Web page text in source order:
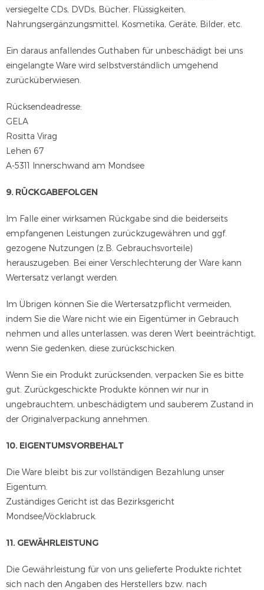
versiegelte CDs, DVDs, Bücher, Flüssigkeiten,
Nahrungsergänzungsmittel, Kosmetika, Geräte, Bilder, etc.
Ein daraus anfallendes Guthaben für unbeschädigt bei uns
eingelangte Ware wird selbstverständlich umgehend
zurücküberwiesen.
Rücksendeadresse:
GELA
Rositta Virag
Lehen 67
A-5311 Innerschwand am Mondsee
9. RÜCKGABEFOLGEN
Im Falle einer wirksamen Rückgabe sind die beiderseits
empfangenen Leistungen zurückzugewähren und ggf.
gezogene Nutzungen (z.B. Gebrauchsvorteile)
herauszugeben. Bei einer Verschlechterung der Ware kann
Wertersatz verlangt werden.
Im Übrigen können Sie die Wertersatzpflicht vermeiden,
indem Sie die Ware nicht wie ein Eigentümer in Gebrauch
nehmen und alles unterlassen, was deren Wert beeinträchtigt,
wenn Sie gedenken, diese zurückschicken.
Wenn Sie ein Produkt zurücksenden, verpacken Sie es bitte
gut. Zurückgeschickte Produkte können wir nur in
ungebrauchtem, unbeschädigtem und sauberem Zustand in
der Originalverpackung annehmen.
10. EIGENTUMSVORBEHALT
Die Ware bleibt bis zur vollständigen Bezahlung unser
Eigentum.
Zuständiges Gericht ist das Bezirksgericht
Mondsee/Vöcklabruck.
11. GEWÄHRLEISTUNG
Die Gewährleistung für von uns gelieferte Produkte richtet
sich nach den Angaben des Herstellers bzw. nach